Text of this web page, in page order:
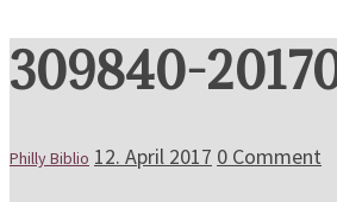
309840-
Philly Biblio 12. April 2017 0 Comment